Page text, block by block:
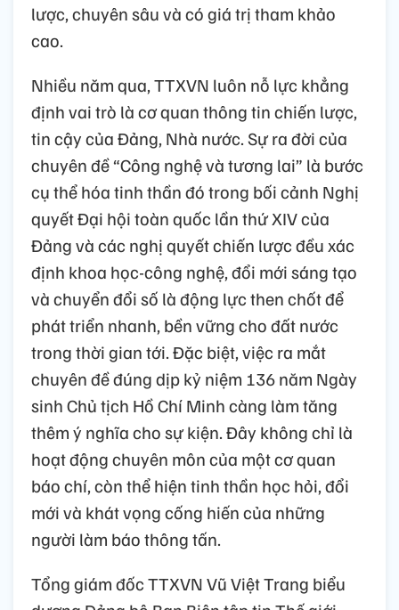
lược, chuyên sâu và có giá trị tham khảo
cao.
Nhiều năm qua, TTXVN luôn nỗ lực khẳng
định vai trò là cơ quan thông tin chiến lược,
tin cậy của Đảng, Nhà nước. Sự ra đời của
chuyên đề “Công nghệ và tương lai” là bước
cụ thể hóa tinh thần đó trong bối cảnh Nghị
quyết Đại hội toàn quốc lần thứ XIV của
Đảng và các nghị quyết chiến lược đều xác
định khoa học-công nghệ, đổi mới sáng tạo
và chuyển đổi số là động lực then chốt để
phát triển nhanh, bền vững cho đất nước
trong thời gian tới. Đặc biệt, việc ra mắt
chuyên đề đúng dịp kỷ niệm 136 năm Ngày
sinh Chủ tịch Hồ Chí Minh càng làm tăng
thêm ý nghĩa cho sự kiện. Đây không chỉ là
hoạt động chuyên môn của một cơ quan
báo chí, còn thể hiện tinh thần học hỏi, đổi
mới và khát vọng cống hiến của những
người làm báo thông tấn.
Tổng giám đốc TTXVN Vũ Việt Trang biểu